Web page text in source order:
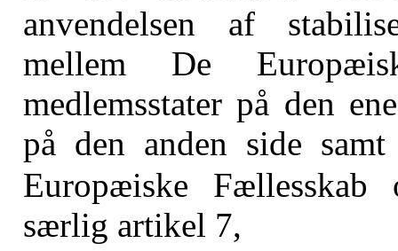
anvendelsen af
mellem De
medlemsstater på den
på den anden side
Europæiske
særlig artikel 7,